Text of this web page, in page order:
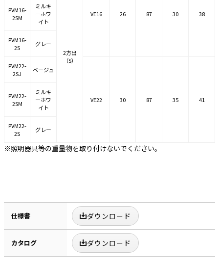
2方出
（S）
VE16 26 87 30 38
PVM16-
2SM
ミルキ
ーホワ
イト
PVM16-
2S
グレー
PVM22-
2SJ
ベージュ
VE22 30 87 35 41
PVM22-
2SM
ミルキ
ーホワ
イト
PVM22-
2S
グレー
※照明器具等の重量物を取り付けないでください。
仕様書 ダウンロード
カタログ ダウンロード